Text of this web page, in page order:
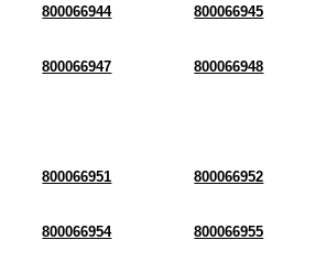
800066944 800066945
800066947 800066948
800066951 800066952
800066954 800066955